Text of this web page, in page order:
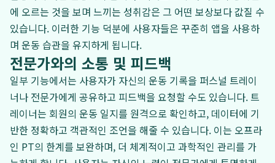
에 오르는 것을 보며 느끼는 성취감은 그 어떤 보상보다 값질 수
있습니다. 이러한 기능 덕분에 사용자들은 꾸준히 앱을 사용하
며 운동 습관을 유지하게 됩니다.
전문가와의 소통 및 피드백
일부 기능에서는 사용자가 자신의 운동 기록을 퍼스널 트레이
너나 전문가에게 공유하고 피드백을 요청할 수도 있습니다. 트
레이너는 회원의 운동 일지를 원격으로 확인하고, 데이터에 기
반한 정확하고 객관적인 조언을 해줄 수 있습니다. 이는 오프라
인 PT의 한계를 보완하며, 더 체계적이고 과학적인 관리를 가